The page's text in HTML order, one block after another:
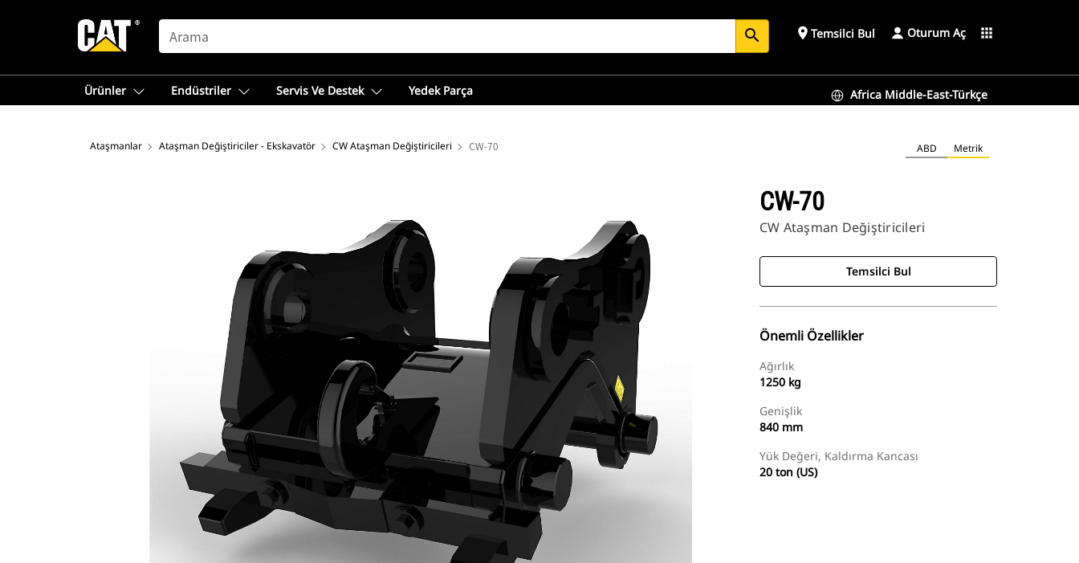
SEARCH search place Temsilci Bul Oturum Aç apps
Ürünler Endüstriler Servis Ve Destek Yedek Parça Africa Middle-East-Türkçe
Ataşmanlar Ataşman Değiştiriciler - Ekskavatör CW Ataşman Değiştiricileri CW-70 ABD Metrik
CW-70
CW Ataşman Değiştiricileri
Temsilci Bul
Önemli Özellikler
Ağırlık
1250 kg
Genişlik
840 mm
Yük Değeri, Kaldırma Kancası
20 ton (US)